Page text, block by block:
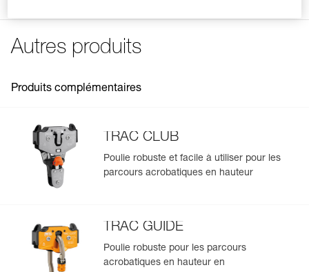
FAQ
Voir tous les contenus techniques
Gérer et inspecter facilement votre EPI
s'afficheront automatiquement.
Importez et exportez facilement vos données EPI
existantes.
Autres produits
Produits complémentaires
TRAC CLUB
Poulie robuste et facile à utiliser pour les
parcours acrobatiques en hauteur
TRAC GUIDE
Poulie robuste pour les parcours
acrobatiques en hauteur en